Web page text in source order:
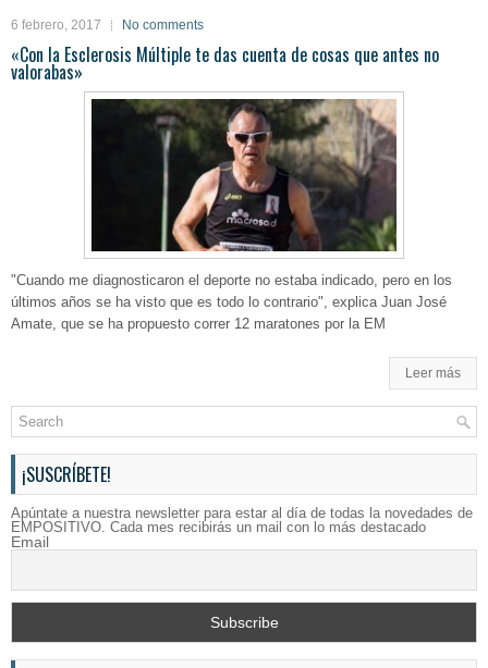
6 febrero, 2017 No comments
«Con la Esclerosis Múltiple te das cuenta de cosas que antes no
valorabas»
"Cuando me diagnosticaron el deporte no estaba indicado, pero en los
últimos años se ha visto que es todo lo contrario", explica Juan José
Amate, que se ha propuesto correr 12 maratones por la EM
Leer más
¡SUSCRÍBETE!
Apúntate a nuestra newsletter para estar al día de todas la novedades de
EMPOSITIVO. Cada mes recibirás un mail con lo más destacado
Email